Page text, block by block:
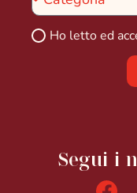
Ho letto ed
Segui i